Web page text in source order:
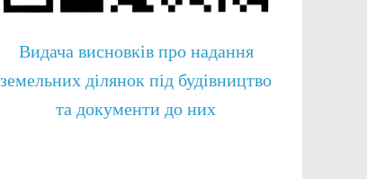
Видача висновків про надання
земельних ділянок під будівництво
та документи до них